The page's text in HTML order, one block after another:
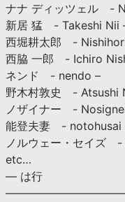
ナナ ディッツェル -
新居 猛 - Takeshi Nii
西堀耕太郎 -
西脇 一郎 - Ichiro
ネンド - nendo –
野木村敦史 - Atsushi
ノザイナー -
能登夫妻 - notohusai
ノルウェー・セイズ
etc…
— は行